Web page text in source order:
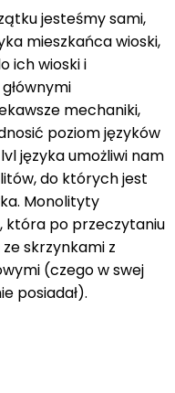
jesteśmy sami,
mieszkańca wioski,
ich wioski i
mechaniki,
poziom języków
języka umożliwi nam
do których jest
Monolityty
która po przeczytaniu
skrzynkami z
(czego w swej
posiadał).